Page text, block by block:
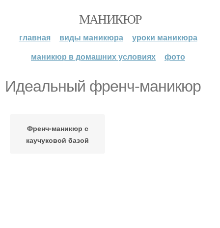
МАНИКЮР
главная виды маникюра
уроки маникюра
маникюр в домашних условиях
фото
Идеальный френч-маникюр
Френч-маникюр с
каучуковой базой